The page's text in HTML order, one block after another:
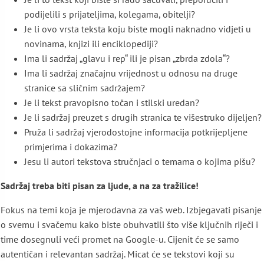
podijelili s prijateljima, kolegama, obitelji?
Je li ovo vrsta teksta koju biste mogli naknadno vidjeti u
novinama, knjizi ili enciklopediji?
Ima li sadržaj „glavu i rep“ ili je pisan „zbrda zdola“?
Ima li sadržaj značajnu vrijednost u odnosu na druge
stranice sa sličnim sadržajem?
Je li tekst pravopisno točan i stilski uredan?
Je li sadržaj preuzet s drugih stranica te višestruko dijeljen?
Pruža li sadržaj vjerodostojne informacija potkrijepljene
primjerima i dokazima?
Jesu li autori tekstova stručnjaci o temama o kojima pišu?
Sadržaj treba biti pisan za ljude, a na za tražilice!
Fokus na temi koja je mjerodavna za vaš web. Izbjegavati pisanje
o svemu i svačemu kako biste obuhvatili što više ključnih riječi i
time dosegnuli veći promet na Google-u. Cijenit će se samo
autentičan i relevantan sadržaj. Micat će se tekstovi koji su